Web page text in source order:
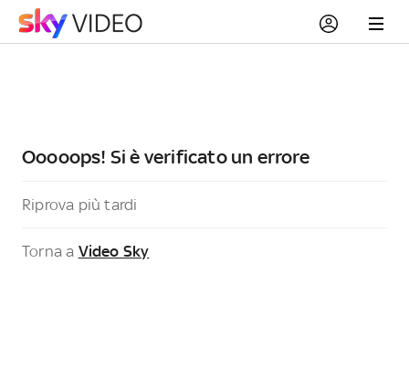
Ooooops! Si è verificato un errore
Riprova più tardi
Torna a Video Sky